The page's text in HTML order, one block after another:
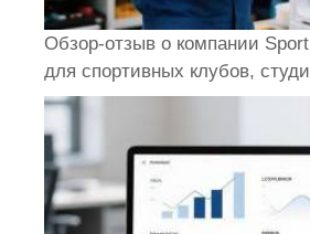
Обзор-отзыв о компании
для спортивных клубов,